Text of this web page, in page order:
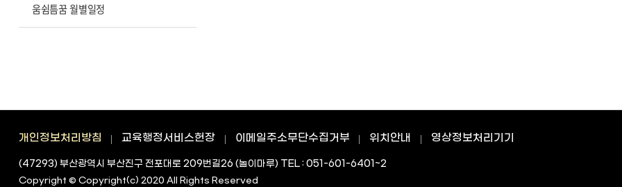
움쉼틈꿈 월별일정
개인정보처리방침 교육행정서비스헌장 이메일주소무단수집거부 위치안내 영상정보처리기기
(47293) 부산광역시 부산진구 전포대로 209번길26 (놀이마루) TEL : 051-601-6401~2
Copyright © Copyright(c) 2020 All Rights Reserved